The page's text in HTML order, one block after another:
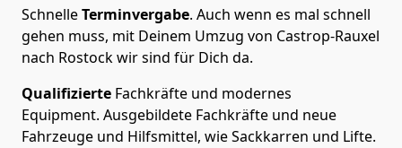
SchnelleTerminvergabe. Auch wenn es mal schnell
gehen muss, mit Deinem Umzug von Castrop-Rauxel
nach Rostock wir sind für Dich da.
Qualifizierte Fachkräfte und modernes
Equipment. Ausgebildete Fachkräfte und neue
Fahrzeuge und Hilfsmittel, wie Sackkarren und Lifte.